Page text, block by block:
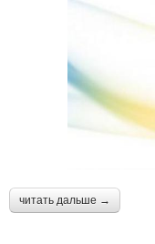
читать дальше →